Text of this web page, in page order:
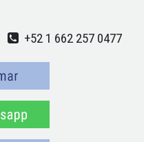
+52 1 662 257 0477